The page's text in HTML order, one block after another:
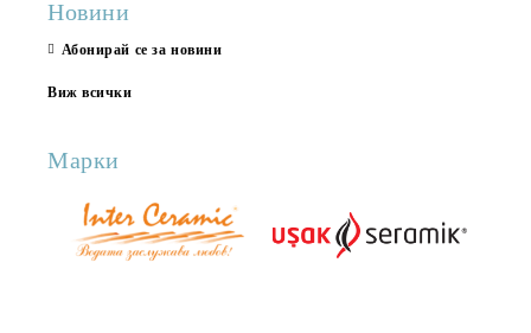
Новини
Абонирай се за новини
Виж всички
Марки